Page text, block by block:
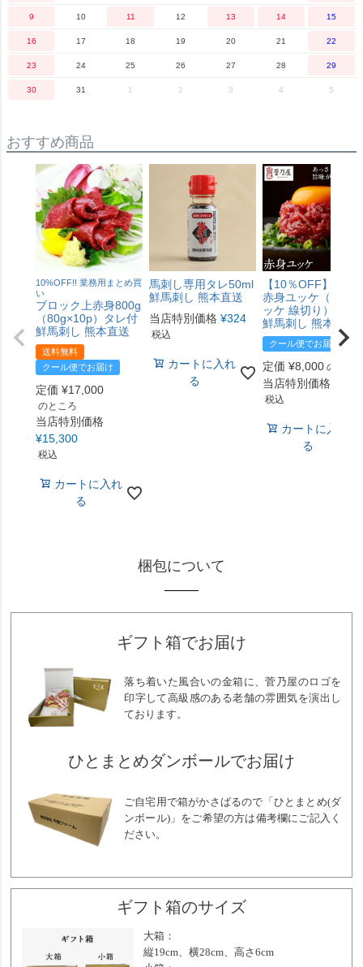
9 10 11 12 13 14 15
16 17 18 19 20 21 22
23 24 25 26 27 28 29
30 31 1 2 3 4 5
おすすめ商品
10%OFF!! 業務用まとめ買
い
ブロック上赤身800g
（80g×10p）タレ付
鮮馬刺し 熊本直送
送料無料
クール便でお届け
定価 ¥17,000
のところ
当店特別価格
¥15,300
税込
カートに入れ
る
馬刺し専用タレ50ml
鮮馬刺し 熊本直送
当店特別価格 ¥324
税込
カートに入れ
る
【10％OFF】
赤身ユッケ（馬肉
ッケ 線切り）500g
鮮馬刺し 熊本直送
クール便でお届け
定価 ¥8,000 のとこ
当店特別価格
税込
カートに入れ
る
梱包について
ギフト箱でお届け
落ち着いた風合いの金箱に、菅乃屋のロゴを
印字して高級感のある老舗の雰囲気を演出し
ております。
ひとまとめダンボールでお届け
ご自宅用で箱がかさばるので「ひとまとめ(ダ
ンボール)」をご希望の方は備考欄にご記入く
ださい。
ギフト箱のサイズ
大箱：
縦19cm、横28cm、高さ6cm